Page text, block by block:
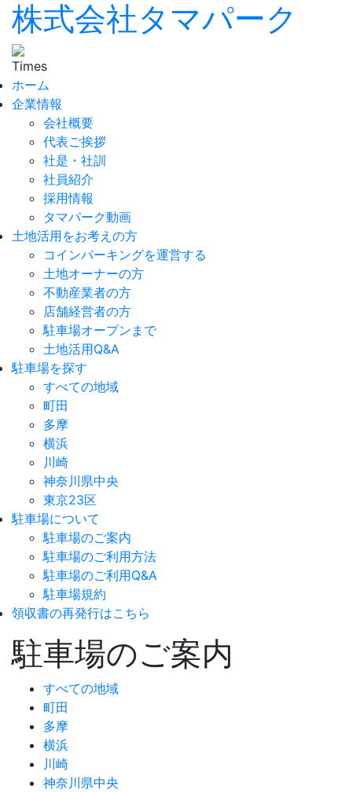
株式会社タマパーク
ホーム
企業情報
会社概要
代表ご挨拶
社是・社訓
社員紹介
採用情報
タマパーク動画
土地活用をお考えの方
コインパーキングを運営する
土地オーナーの方
不動産業者の方
店舗経営者の方
駐車場オープンまで
土地活用Q&A
駐車場を探す
すべての地域
町田
多摩
横浜
川崎
神奈川県中央
東京23区
駐車場について
駐車場のご案内
駐車場のご利用方法
駐車場のご利用Q&A
駐車場規約
領収書の再発行はこちら
駐車場のご案内
すべての地域
町田
多摩
横浜
川崎
神奈川県中央